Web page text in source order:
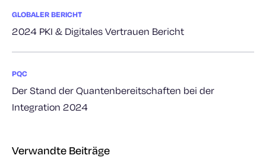
GLOBALER BERICHT
2024 PKI & Digitales Vertrauen Bericht
PQC
Der Stand der Quantenbereitschaften bei der
Integration 2024
Verwandte Beiträge